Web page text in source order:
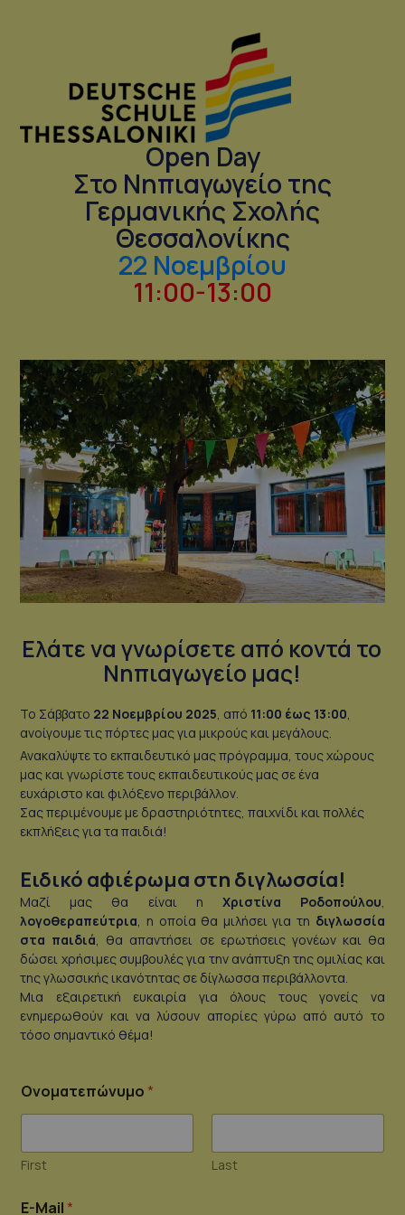
Open Day
Στο Νηπιαγωγείο της
Γερμανικής Σχολής
Θεσσαλονίκης
22 Νοεμβρίου
11:00-13:00
Ελάτε να γνωρίσετε από κοντά το
Νηπιαγωγείο μας!
Το Σάββατο 22 Νοεμβρίου 2025, από 11:00 έως 13:00,
ανοίγουμε τις πόρτες μας για μικρούς και μεγάλους.
Ανακαλύψτε το εκπαιδευτικό μας πρόγραμμα, τους χώρους
μας και γνωρίστε τους εκπαιδευτικούς μας σε ένα
ευχάριστο και φιλόξενο περιβάλλον.
Σας περιμένουμε με δραστηριότητες, παιχνίδι και πολλές
εκπλήξεις για τα παιδιά!
Ειδικό αφιέρωμα στη διγλωσσία!
Μαζί μας θα είναι η Χριστίνα Ροδοπούλου,
λογοθεραπεύτρια, η οποία θα μιλήσει για τη διγλωσσία
στα παιδιά, θα απαντήσει σε ερωτήσεις γονέων και θα
δώσει χρήσιμες συμβουλές για την ανάπτυξη της ομιλίας και
της γλωσσικής ικανότητας σε δίγλωσσα περιβάλλοντα.
Μια εξαιρετική ευκαιρία για όλους τους γονείς να
ενημερωθούν και να λύσουν απορίες γύρω από αυτό το
τόσο σημαντικό θέμα!
Ονοματεπώνυμο *
First Last
E-Mail *